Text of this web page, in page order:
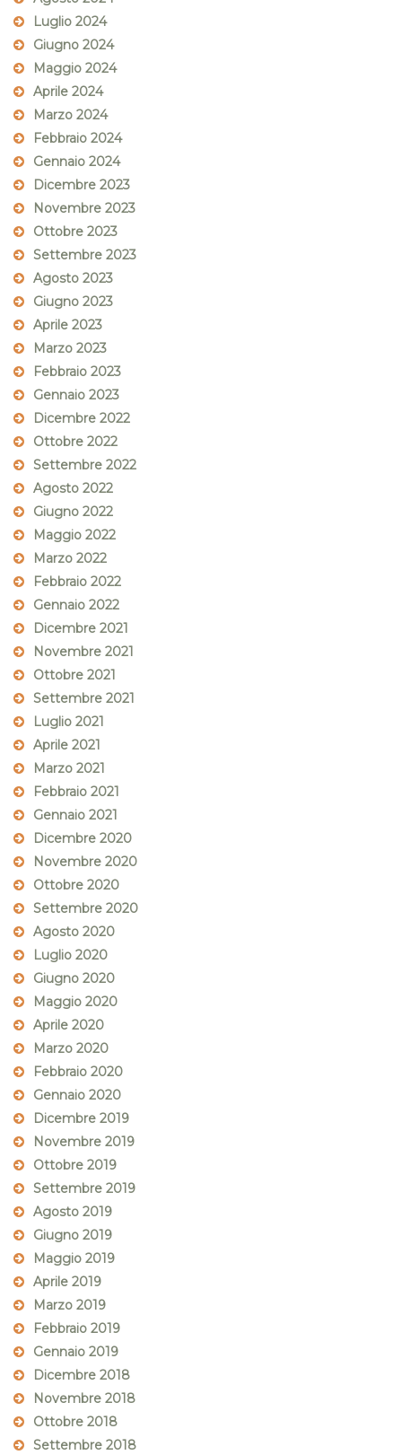
Luglio 2024
Giugno 2024
Maggio 2024
Aprile 2024
Marzo 2024
Febbraio 2024
Gennaio 2024
Dicembre 2023
Novembre 2023
Ottobre 2023
Settembre 2023
Agosto 2023
Giugno 2023
Aprile 2023
Marzo 2023
Febbraio 2023
Gennaio 2023
Dicembre 2022
Ottobre 2022
Settembre 2022
Agosto 2022
Giugno 2022
Maggio 2022
Marzo 2022
Febbraio 2022
Gennaio 2022
Dicembre 2021
Novembre 2021
Ottobre 2021
Settembre 2021
Luglio 2021
Aprile 2021
Marzo 2021
Febbraio 2021
Gennaio 2021
Dicembre 2020
Novembre 2020
Ottobre 2020
Settembre 2020
Agosto 2020
Luglio 2020
Giugno 2020
Maggio 2020
Aprile 2020
Marzo 2020
Febbraio 2020
Gennaio 2020
Dicembre 2019
Novembre 2019
Ottobre 2019
Settembre 2019
Agosto 2019
Giugno 2019
Maggio 2019
Aprile 2019
Marzo 2019
Febbraio 2019
Gennaio 2019
Dicembre 2018
Novembre 2018
Ottobre 2018
Settembre 2018